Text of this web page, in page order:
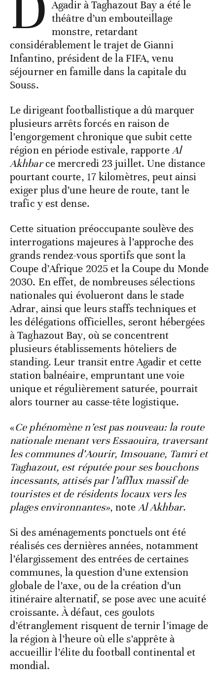
Agadir à Taghazout Bay a été le
théâtre d’un embouteillage
monstre, retardant
considérablement le trajet de Gianni
Infantino, président de la FIFA, venu
séjourner en famille dans la capitale du
Souss.
Le dirigeant footballistique a dû marquer
plusieurs arrêts forcés en raison de
l’engorgement chronique que subit cette
région en période estivale, rapporteAl
Akhbarce mercredi 23 juillet. Une distance
pourtant courte, 17 kilomètres, peut ainsi
exiger plus d’une heure de route, tant le
trafic y est dense.
Cette situation préoccupante soulève des
interrogations majeures à l’approche des
grands rendez-vous sportifs que sont la
Coupe d’Afrique 2025 et la Coupe du Monde
2030. En effet, de nombreuses sélections
nationales qui évolueront dans le stade
Adrar, ainsi que leurs staffs techniques et
les délégations officielles, seront hébergées
à Taghazout Bay, où se concentrent
plusieurs établissements hôteliers de
standing. Leur transit entre Agadir et cette
station balnéaire, empruntant une voie
unique et régulièrement saturée, pourrait
alors tourner au casse-tête logistique.
«Ce phénomène n’est pas nouveau: la route
nationale menant vers Essaouira, traversant
les communes d’Aourir, Imsouane, Tamri et
Taghazout, est réputée pour ses bouchons
incessants, attisés par l’afflux massif de
touristes et de résidents locaux vers les
plages environnantes», noteAl Akhbar.
Si des aménagements ponctuels ont été
réalisés ces dernières années, notamment
l’élargissement des entrées de certaines
communes, la question d’une extension
globale de l’axe, ou de la création d’un
itinéraire alternatif, se pose avec une acuité
croissante. À défaut, ces goulots
d’étranglement risquent de ternir l’image de
la région à l’heure où elle s’apprête à
accueillir l’élite du football continental et
mondial.